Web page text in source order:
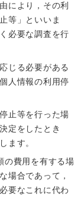
により，その利
等」といいま
必要な調査を行
じる必要がある
人情報の利用停
止等を行った場
定をしたとき
ます。
の費用を有する場
場合であって，
要なこれに代わ